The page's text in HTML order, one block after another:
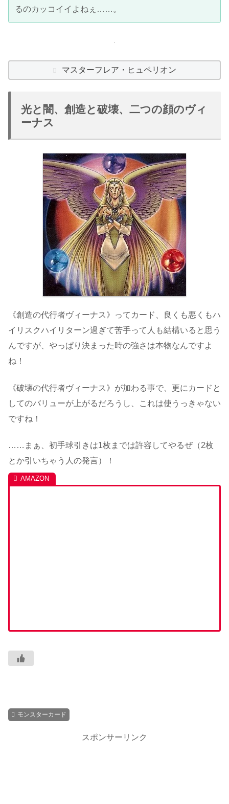
るのカッコイイよねぇ……。
マスターフレア・ヒュペリオン
光と闇、創造と破壊、二つの顔のヴィ
ーナス
《創造の代行者ヴィーナス》ってカード、良くも悪くもハ
イリスクハイリターン過ぎて苦手って人も結構いると思う
んですが、やっぱり決まった時の強さは本物なんですよ
ね！
《破壊の代行者ヴィーナス》が加わる事で、更にカードと
してのバリューが上がるだろうし、これは使うっきゃない
ですね！
……まぁ、初手球引きは1枚までは許容してやるぜ（2枚
とか引いちゃう人の発言）！
モンスターカード
スポンサーリンク